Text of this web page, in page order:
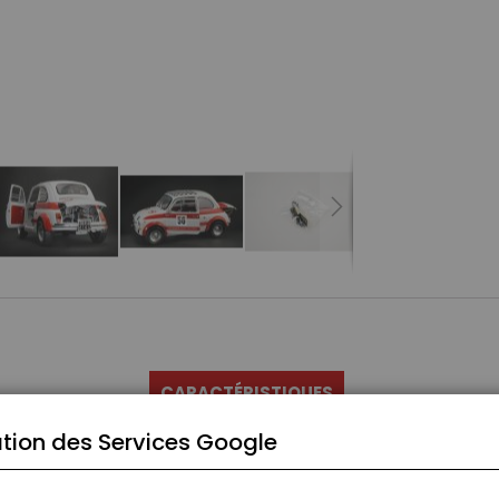
CARACTÉRISTIQUES
des Services Google